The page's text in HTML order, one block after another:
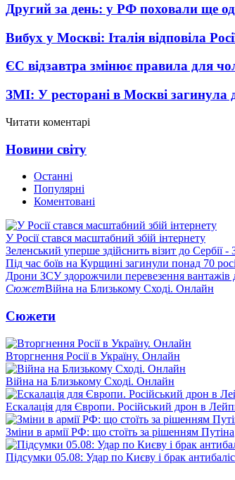
Другий за день: у РФ поховали ще
Вибух у Москві: Італія відповіла
ЄС відзавтра змінює правила для
ЗМІ: У ресторані в Москві загинула
Читати коментарі
Новини світу
Останні
Популярні
Коментовані
У Росії стався масштабний збій інтернету
Зеленський уперше здійснить візит до Сербії -
Під час боїв на Курщині загинули понад 70
Дрони ЗСУ здорожчили перевезення вантажів
СюжетВійна на Близькому Сході. Онлайн
Сюжети
Вторгнення Росії в Україну. Онлайн
Війна на Близькому Сході. Онлайн
Ескалація для Європи. Російський дрон в
Зміни в армії РФ: що стоїть за рішенням Путіна
Підсумки 05.08: Удар по Києву і брак